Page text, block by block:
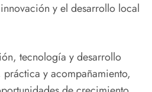
y el desarrollo local
tecnología y desarrollo
y acompañamiento,